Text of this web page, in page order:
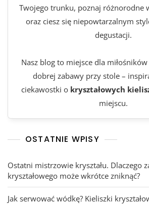
Twojego trunku, poznaj różnorodne
oraz ciesz się niepowtarzalnym
degustacji.
Nasz blog to miejsce dla miłośników
dobrej zabawy przy stole –
ciekawostki o kryształowych
miejscu.
OSTATNIE WPISY
Ostatni mistrzowie kryształu. Dlaczego
kryształowego może wkrótce zniknąć?
Jak serwować wódkę? Kieliszki